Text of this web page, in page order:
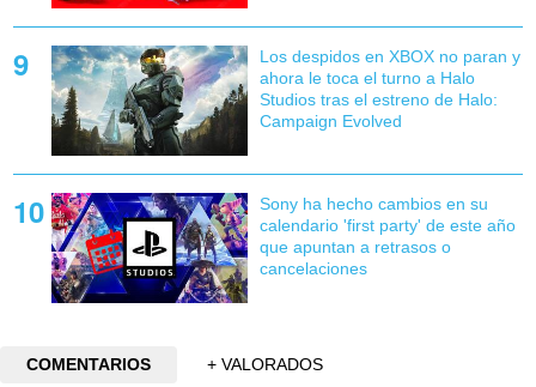
Los despidos en XBOX no paran y
ahora le toca el turno a Halo
Studios tras el estreno de Halo:
Campaign Evolved
Sony ha hecho cambios en su
calendario 'first party' de este año
que apuntan a retrasos o
cancelaciones
COMENTARIOS
+ VALORADOS